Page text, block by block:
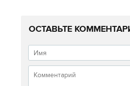
ОСТАВЬТЕ